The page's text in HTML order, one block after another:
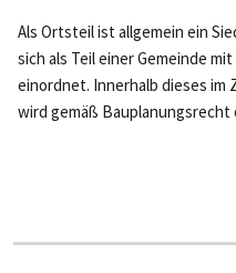
Als Ortsteil ist allgemein ein
sich als Teil einer Gemeinde
einordnet. Innerhalb dieses im
wird gemäß Bauplanungsrecht